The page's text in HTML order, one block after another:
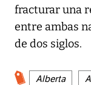
fracturar una
entre ambas
de dos siglos.
Alberta